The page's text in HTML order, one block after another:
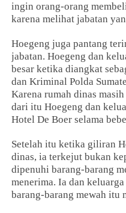
ingin orang-orang
karena melihat jabatan
Hoegeng juga pantang
jabatan. Hoegeng dan
besar ketika diangkat
dan Kriminal Polda
Karena rumah dinas
dari itu Hoegeng dan
Hotel De Boer selama
Setelah itu ketika giliran
dinas, ia terkejut bukan
dipenuhi barang-barang
menerima. Ia dan
barang-barang mewah itu